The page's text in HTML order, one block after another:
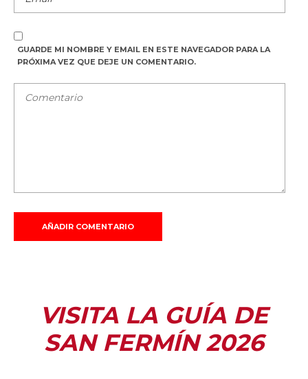
GUARDE MI NOMBRE Y EMAIL EN ESTE NAVEGADOR PARA LA
PRÓXIMA VEZ QUE DEJE UN COMENTARIO.
VISITA LA GUÍA DE
SAN FERMÍN 2026